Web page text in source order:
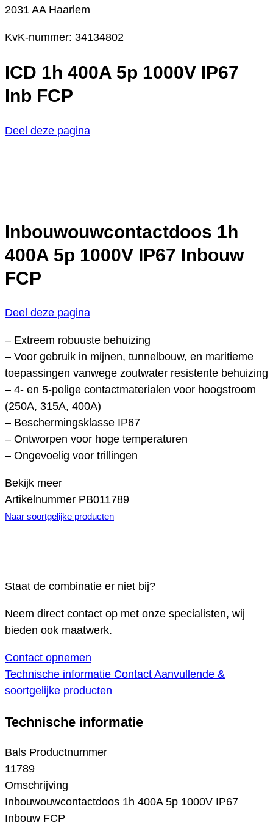
2031 AA Haarlem
KvK-nummer: 34134802
ICD 1h 400A 5p 1000V IP67
Inb FCP
Deel deze pagina
Inbouwouwcontactdoos 1h
400A 5p 1000V IP67 Inbouw
FCP
Deel deze pagina
– Extreem robuuste behuizing
– Voor gebruik in mijnen, tunnelbouw, en maritieme
toepassingen vanwege zoutwater resistente behuizing
– 4- en 5-polige contactmaterialen voor hoogstroom
(250A, 315A, 400A)
– Beschermingsklasse IP67
– Ontworpen voor hoge temperaturen
– Ongevoelig voor trillingen
Bekijk meer
Artikelnummer PB011789
Naar soortgelijke producten
Staat de combinatie er niet bij?
Neem direct contact op met onze specialisten, wij
bieden ook maatwerk.
Contact opnemen
Technische informatie Contact Aanvullende &
soortgelijke producten
Technische informatie
Bals Productnummer
11789
Omschrijving
Inbouwouwcontactdoos 1h 400A 5p 1000V IP67
Inbouw FCP